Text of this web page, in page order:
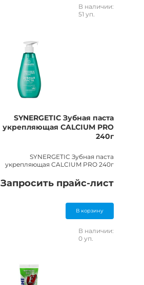
В наличии:
51 уп.
SYNERGETIC Зубная паста
укрепляющая CALCIUM PRO
240г
SYNERGETIC Зубная паста
укрепляющая CALCIUM PRO 240г
Запросить прайс-лист
В корзину
В наличии:
0 уп.